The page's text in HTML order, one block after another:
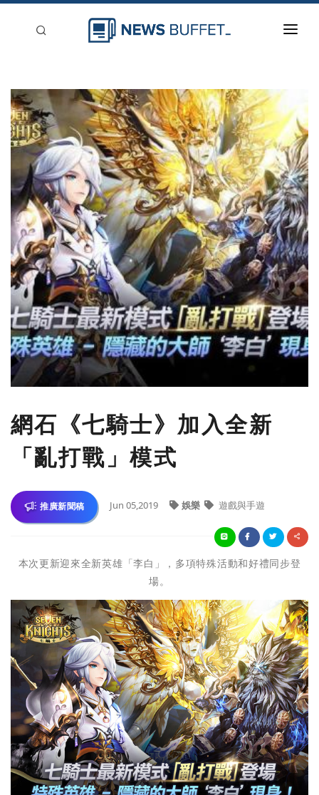
新聞稿分類
登入
刊登
​網石《七騎士》加入全新
「亂打戰」模式
推廣新聞稿 Jun 05,2019 娛樂 遊戲與手遊
本次更新迎來全新英雄「李白」，多項特殊活動和好禮同步登
場。